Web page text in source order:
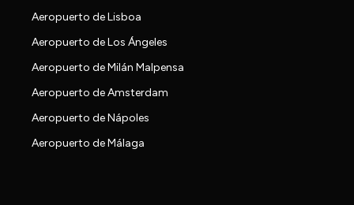
Aeropuerto de Lisboa
Aeropuerto de Los Ángeles
Aeropuerto de Milán Malpensa
Aeropuerto de Amsterdam
Aeropuerto de Nápoles
Aeropuerto de Málaga